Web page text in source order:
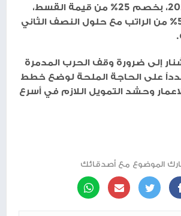
كانون الثاني 2026، بخصم 25% من قيمة القسط،
وبما لا يتجاوز 50% من الراتب مع حلول النصف الثاني
إلى ضرورة وقف الحرب المدمرة
على الحاجة الملحة لوضع خطط
وحشد التمويل اللازم في أسرع
الموضوع مع أصدقائك